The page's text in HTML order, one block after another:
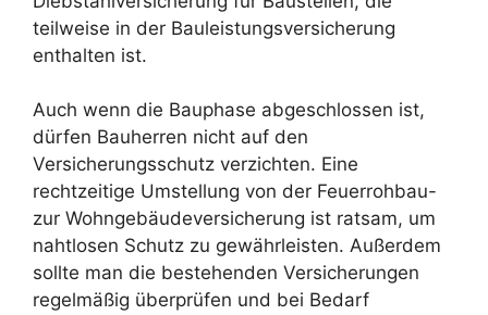
teilweise in der Bauleistungsversicherung
enthalten ist.
Auch wenn die Bauphase abgeschlossen ist,
dürfen Bauherren nicht auf den
Versicherungsschutz verzichten. Eine
rechtzeitige Umstellung von der Feuerrohbau-
zur Wohngebäudeversicherung ist ratsam, um
nahtlosen Schutz zu gewährleisten. Außerdem
sollte man die bestehenden Versicherungen
regelmäßig überprüfen und bei Bedarf